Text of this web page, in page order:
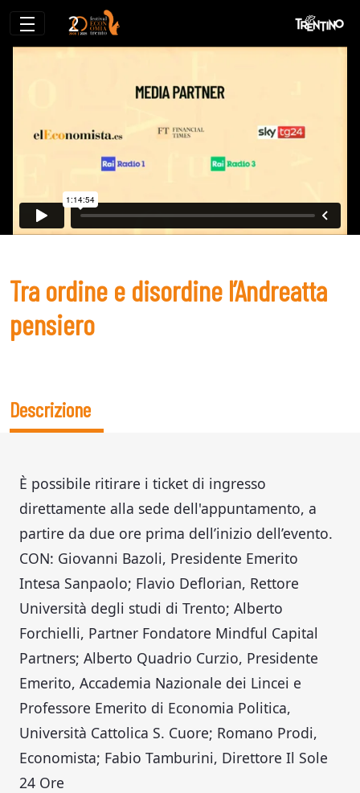
Tra ordine e disordine l’Andreatta
Tra ordine e disordine l’Andreatta
pensiero
Descrizione
È possibile ritirare i ticket di ingresso
direttamente alla sede dell'appuntamento, a
partire da due ore prima dell’inizio dell’evento.
CON: Giovanni Bazoli, Presidente Emerito
Intesa Sanpaolo; Flavio Deflorian, Rettore
Università degli studi di Trento; Alberto
Forchielli, Partner Fondatore Mindful Capital
Partners; Alberto Quadrio Curzio, Presidente
Emerito, Accademia Nazionale dei Lincei e
Professore Emerito di Economia Politica,
Università Cattolica S. Cuore; Romano Prodi,
Economista; Fabio Tamburini, Direttore Il Sole
24 Ore